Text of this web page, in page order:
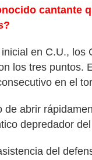
cantante
en C.U., los
los tres puntos.
en el
de abrir
depredador
del